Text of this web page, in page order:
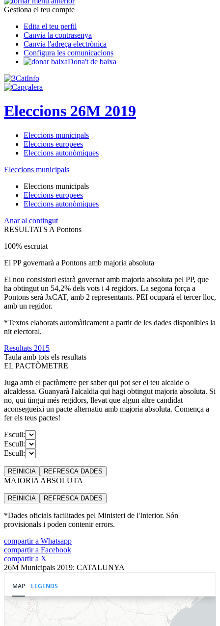
Gestiona el teu compte
Edita el teu perfil
Canvia la contrasenya
Canvia l'adreça electrònica
Configura les comunicacions
Dona't de baixa
Eleccions 26M 2019
Eleccions municipals
Eleccions europees
Eleccions autonòmiques
Eleccions municipals
Eleccions municipals
Eleccions europees
Eleccions autonòmiques
Anar al contingut
RESULTATS A Pontons
100% escrutat
El PP governarà a Pontons amb majoria absoluta
El nou consistori estarà governat amb majoria absoluta pel PP, que
ha obtingut un 54,2% dels vots i 4 regidors. La segona força a
Pontons serà JxCAT, amb 2 representants. PEI ocuparà el tercer lloc,
amb un regidor.
*Textos elaborats automàticament a partir de les dades disponibles la
nit electoral.
Resultats 2015
Taula amb tots els resultats
EL PACTÒMETRE
Juga amb el pactòmetre per saber qui pot ser el teu alcalde o
alcaldessa. Guanyarà l'alcaldia qui hagi obtingut majoria absoluta. Si
no, qui tingui més regidors, llevat que algun altre candidat
aconsegueixi un pacte alternatiu amb majoria absoluta. Comença a
fer els teus pactes!
Escull:
Escull:
Escull:
REINICIA REFRESCA DADES
MAJORIA ABSOLUTA
REINICIA REFRESCA DADES
*Dades oficials facilitades pel Ministeri de l'Interior. Són
provisionals i poden contenir errors.
compartir a Whatsapp
compartir a Facebook
compartir a X
26M Municipals 2019: CATALUNYA